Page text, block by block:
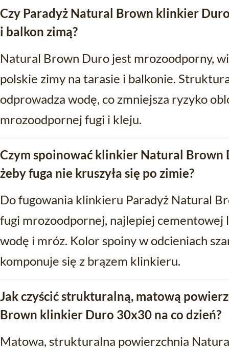
Czy Paradyż Natural Brown klinkier
i balkon zimą?
Natural Brown Duro jest mrozoodporny,
polskie zimy na tarasie i balkonie.
odprowadza wodę, co zmniejsza ryzyko
mrozoodpornej fugi i kleju.
Czym spoinować klinkier Natural Brown
żeby fuga nie kruszyła się po zimie?
Do fugowania klinkieru Paradyż Natural
fugi mrozoodpornej, najlepiej cementowej
wodę i mróz. Kolor spoiny w odcieniach
komponuje się z brązem klinkieru.
Jak czyścić strukturalną, matową
Brown klinkier Duro 30x30 na co dzień?
Matowa, strukturalna powierzchnia